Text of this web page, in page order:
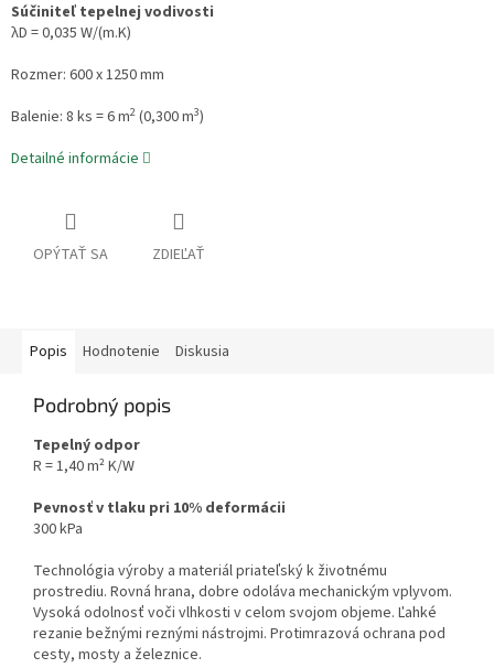
Súčiniteľ tepelnej vodivosti
λD = 0,035 W/(m.K)
Rozmer: 600 x 1250 mm
Balenie: 8 ks = 6 m2 (0,300 m3)
Detailné informácie
OPÝTAŤ SA ZDIEĽAŤ
Popis Hodnotenie Diskusia
Podrobný popis
Tepelný odpor
R = 1,40 m² K/W
Pevnosť v tlaku pri 10% deformácii
300 kPa
Technológia výroby a materiál priateľský k životnému
prostrediu. Rovná hrana, dobre odoláva mechanickým vplyvom.
Vysoká odolnosť voči vlhkosti v celom svojom objeme. Ľahké
rezanie bežnými reznými nástrojmi. Protimrazová ochrana pod
cesty, mosty a železnice.